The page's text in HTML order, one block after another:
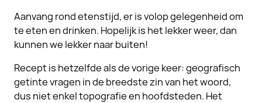
Aanvang rond etenstijd, er is volop gelegenheid om
te eten en drinken. Hopelijk is het lekker weer, dan
kunnen we lekker naar buiten!
Recept is hetzelfde als de vorige keer: geografisch
getinte vragen in de breedste zin van het woord,
dus niet enkel topografie en hoofdsteden. Het